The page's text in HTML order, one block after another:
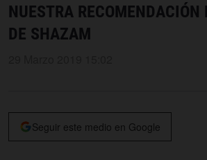
NUESTRA RECOMENDACIÓN
DE SHAZAM
Seguir este medio en Google